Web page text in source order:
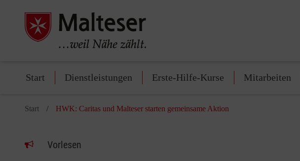
Start Dienstleistungen Erste-Hilfe-Kurse Mitarbeiten
Start HWK: Caritas und Malteser starten gemeinsame Aktion
Vorlesen